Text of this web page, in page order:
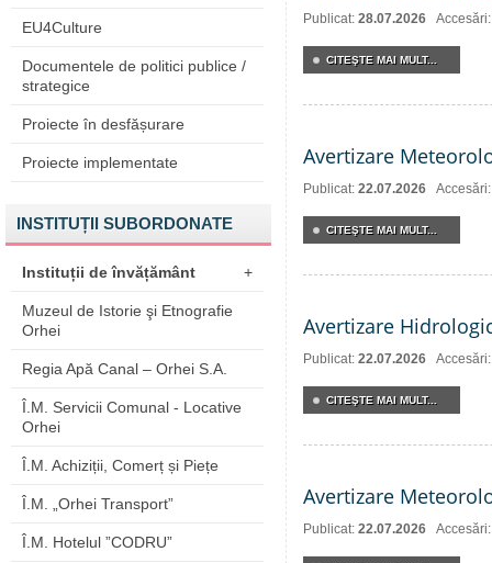
EU4Culture
Documentele de politici publice /
strategice
Proiecte în desfășurare
Proiecte implementate
INSTITUȚII SUBORDONATE
Instituții de învățământ +
Muzeul de Istorie şi Etnografie
Orhei
Regia Apă Canal – Orhei S.A.
Î.M. Servicii Comunal - Locative
Orhei
Î.M. Achiziții, Comerț și Piețe
Î.M. „Orhei Transport”
Î.M. Hotelul ”CODRU”
Publicat: 28.07.2026
CITEŞTE MAI MULT...
Avertizare
Publicat: 22.07.2026
CITEŞTE MAI MULT...
Avertizare
Publicat: 22.07.2026
CITEŞTE MAI MULT...
Avertizare
Publicat: 22.07.2026